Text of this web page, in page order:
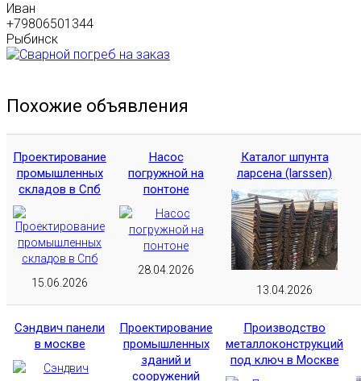
Иван
+79806501344
Рыбинск
Похожие объявления
Проектирование
промышленных
складов в Спб
15.06.2026
Насос
погружной на
понтоне
28.04.2026
Каталог шпунта
ларсена (larssen)
13.04.2026
Сэндвич панели
в москве
Проектирование
промышленных
зданий и
сооружений
Производство
металлоконструкций
под ключ в Москве